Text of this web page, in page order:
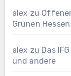
alex zu
Grünen Hessen
alex zu Das
und andere